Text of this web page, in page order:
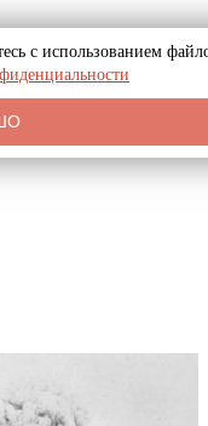
с использованием